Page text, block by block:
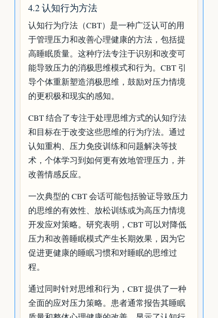
4.2 认知行为方法
认知行为疗法（CBT）是一种广泛认可的用
于管理压力和改善心理健康的方法，包括提
高睡眠质量。这种疗法专注于识别和改变可
能导致压力的消极思维模式和行为。CBT 引
导个体重新塑造消极思维，鼓励对压力情境
的更积极和现实的感知。
CBT 结合了专注于处理思维方式的认知疗法
和目标在于改变这些思维的行为疗法。通过
认知重构、压力免疫训练和问题解决等技
术，个体学习到如何更有效地管理压力，并
改善情感反应。
一次典型的 CBT 会话可能包括验证导致压力
的思维的有效性、放松训练或为高压力情境
开发应对策略。研究表明，CBT 可以对降低
压力和改善睡眠模式产生长期效果，因为它
促进更健康的睡眠习惯和对睡眠的思维过
程。
通过同时针对思维和行为，CBT 提供了一种
全面的应对压力策略。患者通常报告其睡眠